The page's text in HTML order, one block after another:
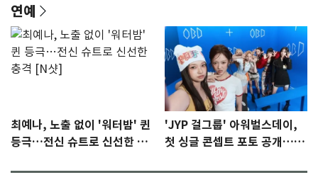
연예
최예나, 노출 없이 '워터밤' 퀸
등극…전신 슈트로 신선한 충
'JYP 걸그룹' 아워벌스데이,
첫 싱글 콘셉트 포토 공개…청